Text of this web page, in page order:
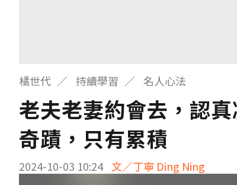
橘世代 持續學習 名人心法
老夫老妻約會去，認
奇蹟，只有累積
2024-10-03 10:24 文／丁寧 Ding Ning